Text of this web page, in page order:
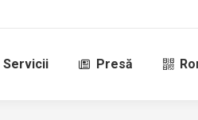
Servicii Presă